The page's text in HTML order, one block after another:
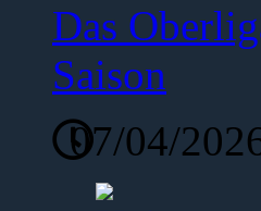
Das
Saison
07/04/